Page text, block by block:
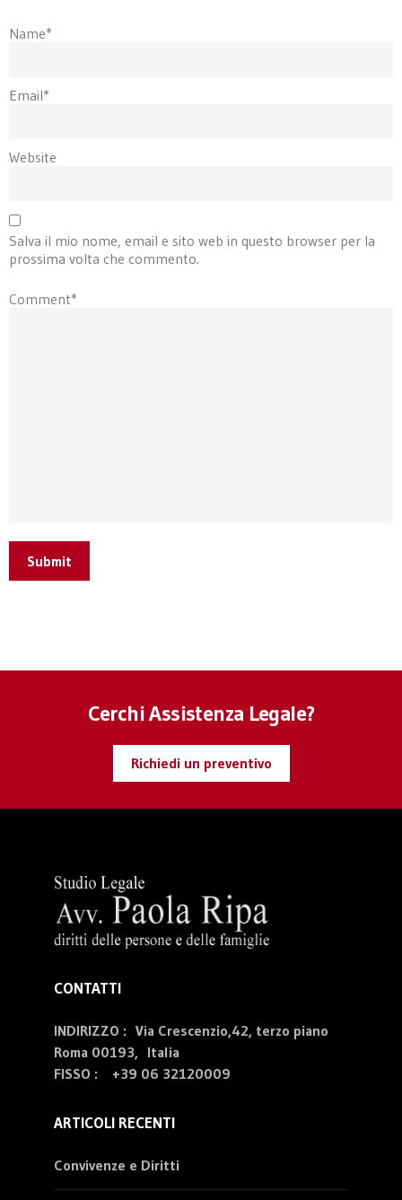
Name*
Email*
Website
Salva il mio nome, email e sito web in questo browser per la
prossima volta che commento.
Comment*
Submit
Cerchi Assistenza Legale?
Richiedi un preventivo
CONTATTI
INDIRIZZO : Via Crescenzio,42, terzo piano
Roma 00193, Italia
FISSO : +39 06 32120009
ARTICOLI RECENTI
Convivenze e Diritti